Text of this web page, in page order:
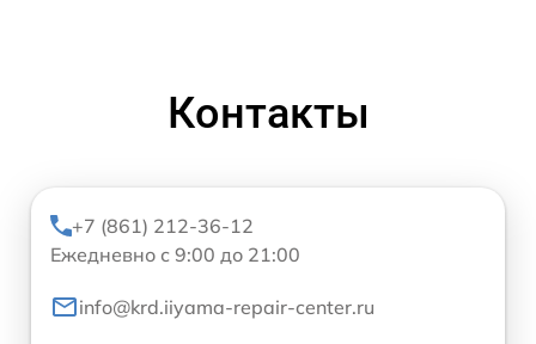
Контакты
+7 (861) 212-36-12
Ежедневно с 9:00 до 21:00
info@krd.iiyama-repair-center.ru